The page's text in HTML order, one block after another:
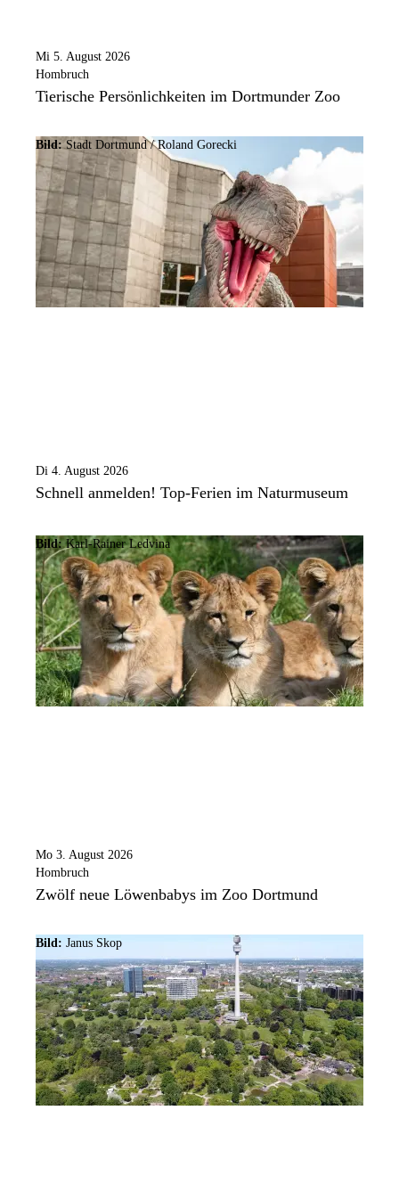
Mi 5. August 2026
Hombruch
Tierische Persönlichkeiten im Dortmunder Zoo
Bild:Stadt Dortmund / Roland Gorecki
Di 4. August 2026
Schnell anmelden! Top-Ferien im Naturmuseum
Bild: Karl-Rainer Ledvina
Mo 3. August 2026
Hombruch
Zwölf neue Löwenbabys im Zoo Dortmund
Bild: Janus Skop